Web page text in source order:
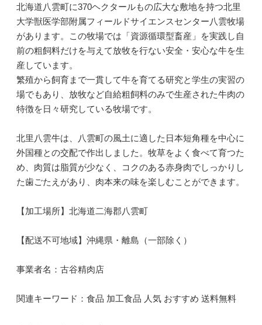
北海道八雲町に370ヘクタールもの広大な敷地を持つ北里
大学獣医学部附属フィールドサイエンスセンター八雲牧場
があります。この牧場では「資源循環型畜産」を実践し自
前の粗飼料だけを与えて放牧を行ない安全・安心な牛を生
産しています。
繁殖から飼育まで一貫して牛を育てる研究と学生の実習の
場でもあり、放牧など自給粗飼料のみで生産された牛肉の
特徴を日々研究している牧場です。
北里八雲牛は、八雲町の風土に適した日本短角種を中心に
外国種との交配で作出しました。牧草をよく食べて育つた
め、肉質は脂質が少なく、コクのある赤身肉でしっかりし
た歯ごたえがあり、肉本来の味を楽しむことができます。
【加工場所】北海道二海郡八雲町
【配送不可地域】沖縄県・離島（一部除く）
事業者名：古谷精肉店
関連キーワード：食品 加工食品 人気 おすすめ 送料無料